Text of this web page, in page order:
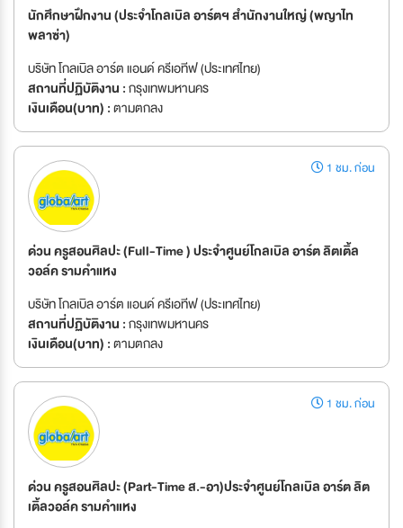
นักศึกษาฝึกงาน (ประจำโกลเบิล อาร์ตฯ สำนักงานใหญ่ (พญาไท
พลาซ่า)
บริษัท โกลเบิล อาร์ต แอนด์ ครีเอทีฟ (ประเทศไทย)
สถานที่ปฏิบัติงาน :กรุงเทพมหานคร
เงินเดือน(บาท) :ตามตกลง
1 ชม. ก่อน
ด่วน ครูสอนศิลปะ (Full-Time ) ประจำศูนย์โกลเบิล อาร์ต ลิตเติ้ล
วอล์ค รามคำแหง
บริษัท โกลเบิล อาร์ต แอนด์ ครีเอทีฟ (ประเทศไทย)
สถานที่ปฏิบัติงาน :กรุงเทพมหานคร
เงินเดือน(บาท) :ตามตกลง
1 ชม. ก่อน
ด่วน ครูสอนศิลปะ (Part-Time ส.-อา)ประจำศูนย์โกลเบิล อาร์ต ลิต
เติ้ลวอล์ค รามคำแหง